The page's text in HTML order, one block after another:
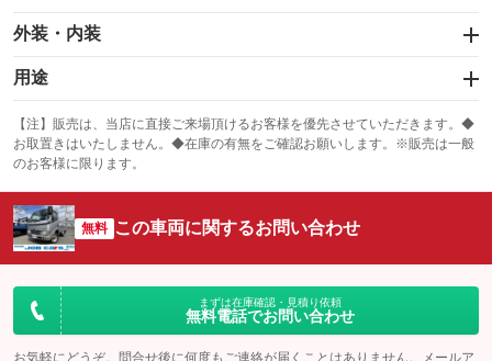
エアバッグ：運転席
：装備あり
：装備なし
エアコン
：装備あり Wエアコン
：装備なし
：装備なし ：装備あり
ダウンヒルアシストコントロール
：装備なし
：装備あり ：装備なし
アイドリングストップ
：装備なし ドライブレコーダー
：装備なし
USB入力端子 Bluetooth接続
外装・内装
カーナビ：メモリーナビ他
：装備あり
：装備あり
オーディオ：CDまたはCDチェンジャー
：装備あり
ビジュアル
：装備なし
アルミホイール
：装備なし
革シート ハーフレザーシート
キーレス
：装備あり LEDヘッドランプ
：装備なし
：装備なし
用途
冷凍（中温 -5℃）
：装備なし 冷凍（低温 -20℃）
：装備なし
冷凍（超低温 -30℃以下）
：装備なし 冷蔵
保冷 低床
全低床（フルフラットロー）
：装備なし 高床
：装備なし
装備略号／用語解説
【注】販売は、当店に直接ご来場頂けるお客様を優先させていただきます。◆
お取置きはいたしません。◆在庫の有無をご確認お願いします。※販売は一般
のお客様に限ります。
無料 この車両に関するお問い合わせ
まずは在庫確認・見積り依頼
無料電話でお問い合わせ
お気軽にどうぞ。問合せ後に何度もご連絡が届くことはありません。メールア